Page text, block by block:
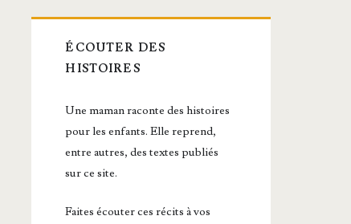
ÉCOUTER DES
HISTOIRES
Une maman raconte des histoires
pour les enfants. Elle reprend,
entre autres, des textes publiés
sur ce site.
Faites écouter ces récits à vos